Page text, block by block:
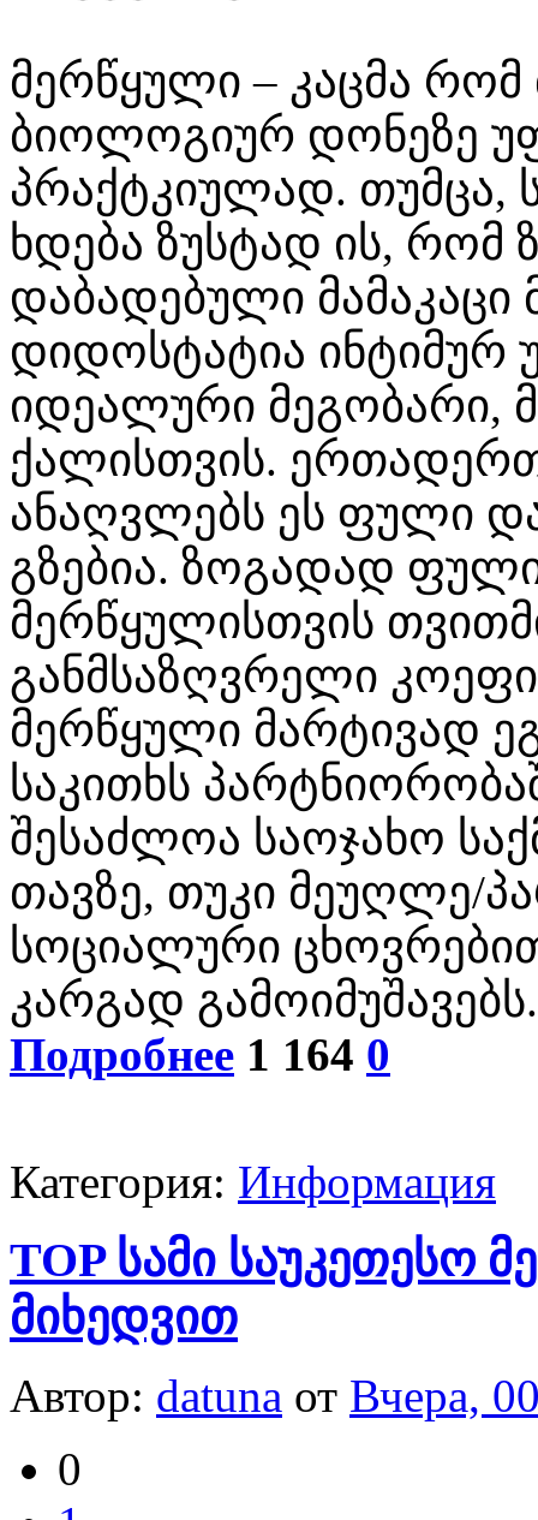
მერწყული – კაცმა რომ
ბიოლოგიურ დონეზე
პრაქტკიულად. თუმცა,
ხდება ზუსტად ის, რომ
დაბადებული
დიდოსტატია ინტიმურ
იდეალური მეგობარი,
ქალისთვის.
ანაღვლებს ეს ფული და
გზებია. ზოგადად
მერწყულისთვის
განმსაზღვრელი
მერწყული მარტივად
საკითხს
შესაძლოა საოჯახო
თავზე, თუკი მეუღლე/
სოციალური
კარგად გამოიმუშავებს.
Подробнее 1 164 0
Категория: Информация
TOP სამი საუკეთესო
მიხედვით
Автор: datuna от Вчера,
0